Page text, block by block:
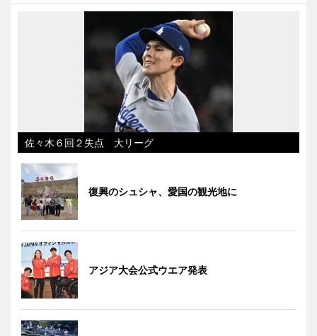
佐々木６回２失点 大リーグ
復興のシュシャ、愛国の観光地に
アジア大会公式ウエア発表